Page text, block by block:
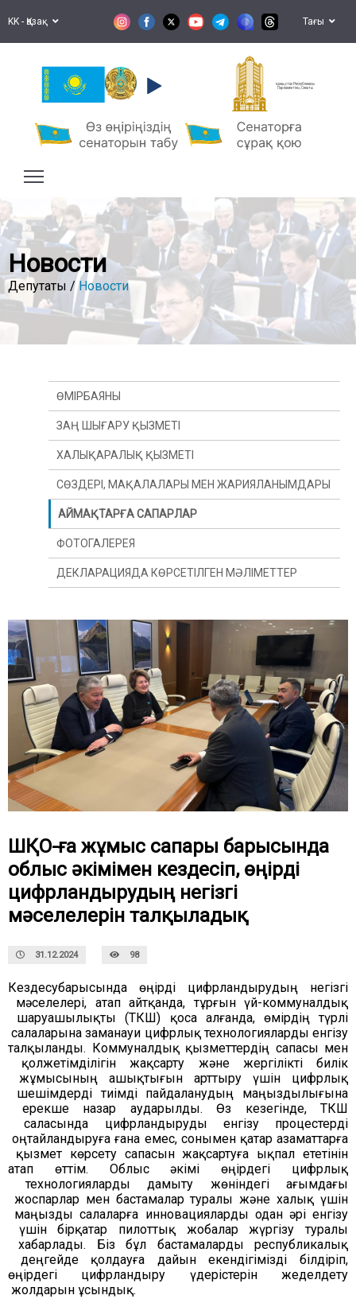
KK - Қазақ Тағы
Қазақстан Республикасы
Парламентінің Сенаты
Новости
Депутаты /Новости
ШҚО-ға жұмыс сапары барысында
облыс әкімімен кездесіп, өңірді
цифрландырудың негізгі
мәселелерін талқыладық
31.12.2024 98
Кездесубарысында өңірді цифрландырудың
негізгі
мәселелері, атап айтқанда, тұрғын үй-коммуналдық
шаруашылықты
(ТКШ) қоса алғанда, өмірдің түрлі
салаларына заманауи цифрлық технологияларды енгізу
талқыланды. Коммуналдық қызметтердің сапасы мен
қолжетімділігін
жақсарту және жергілікті
билік
жұмысының
ашықтығын арттыру үшін
цифрлық
шешімдерді тиімді пайдаланудың
маңыздылығына
ерекше
назар аударылды. Өз кезегінде,
ТКШ
саласында
цифрландыруды енгізу
процестерді
оңтайландыруға ғана емес, сонымен қатар азаматтарға
қызмет көрсету сапасын жақсартуға ықпал ететінін
атап өттім. Облыс әкімі өңірдегі
цифрлық
технологияларды
дамыту жөніндегі
ағымдағы
жоспарлар мен бастамалар туралы және халық үшін
маңызды салаларға инновацияларды одан әрі енгізу
үшін
бірқатар пилоттық жобалар жүргізу
туралы
хабарлады. Біз бұл бастамаларды
республикалық
деңгейде
қолдауға дайын екендігімізді білдіріп
өңірдегі
цифрландыру үдерістерін
жеделдету
жолдарын ұсындық.
ӨМІРБАЯНЫ
ЗАҢ ШЫҒАРУ ҚЫЗМЕТІ
ХАЛЫҚАРАЛЫҚ ҚЫЗМЕТІ
СӨЗДЕРІ, МАҚАЛАЛАРЫ МЕН ЖАРИЯЛАНЫМДАРЫ
АЙМАҚТАРҒА САПАРЛАР
ФОТОГАЛЕРЕЯ
ДЕКЛАРАЦИЯДА КӨРСЕТІЛГЕН МӘЛІМЕТТЕР